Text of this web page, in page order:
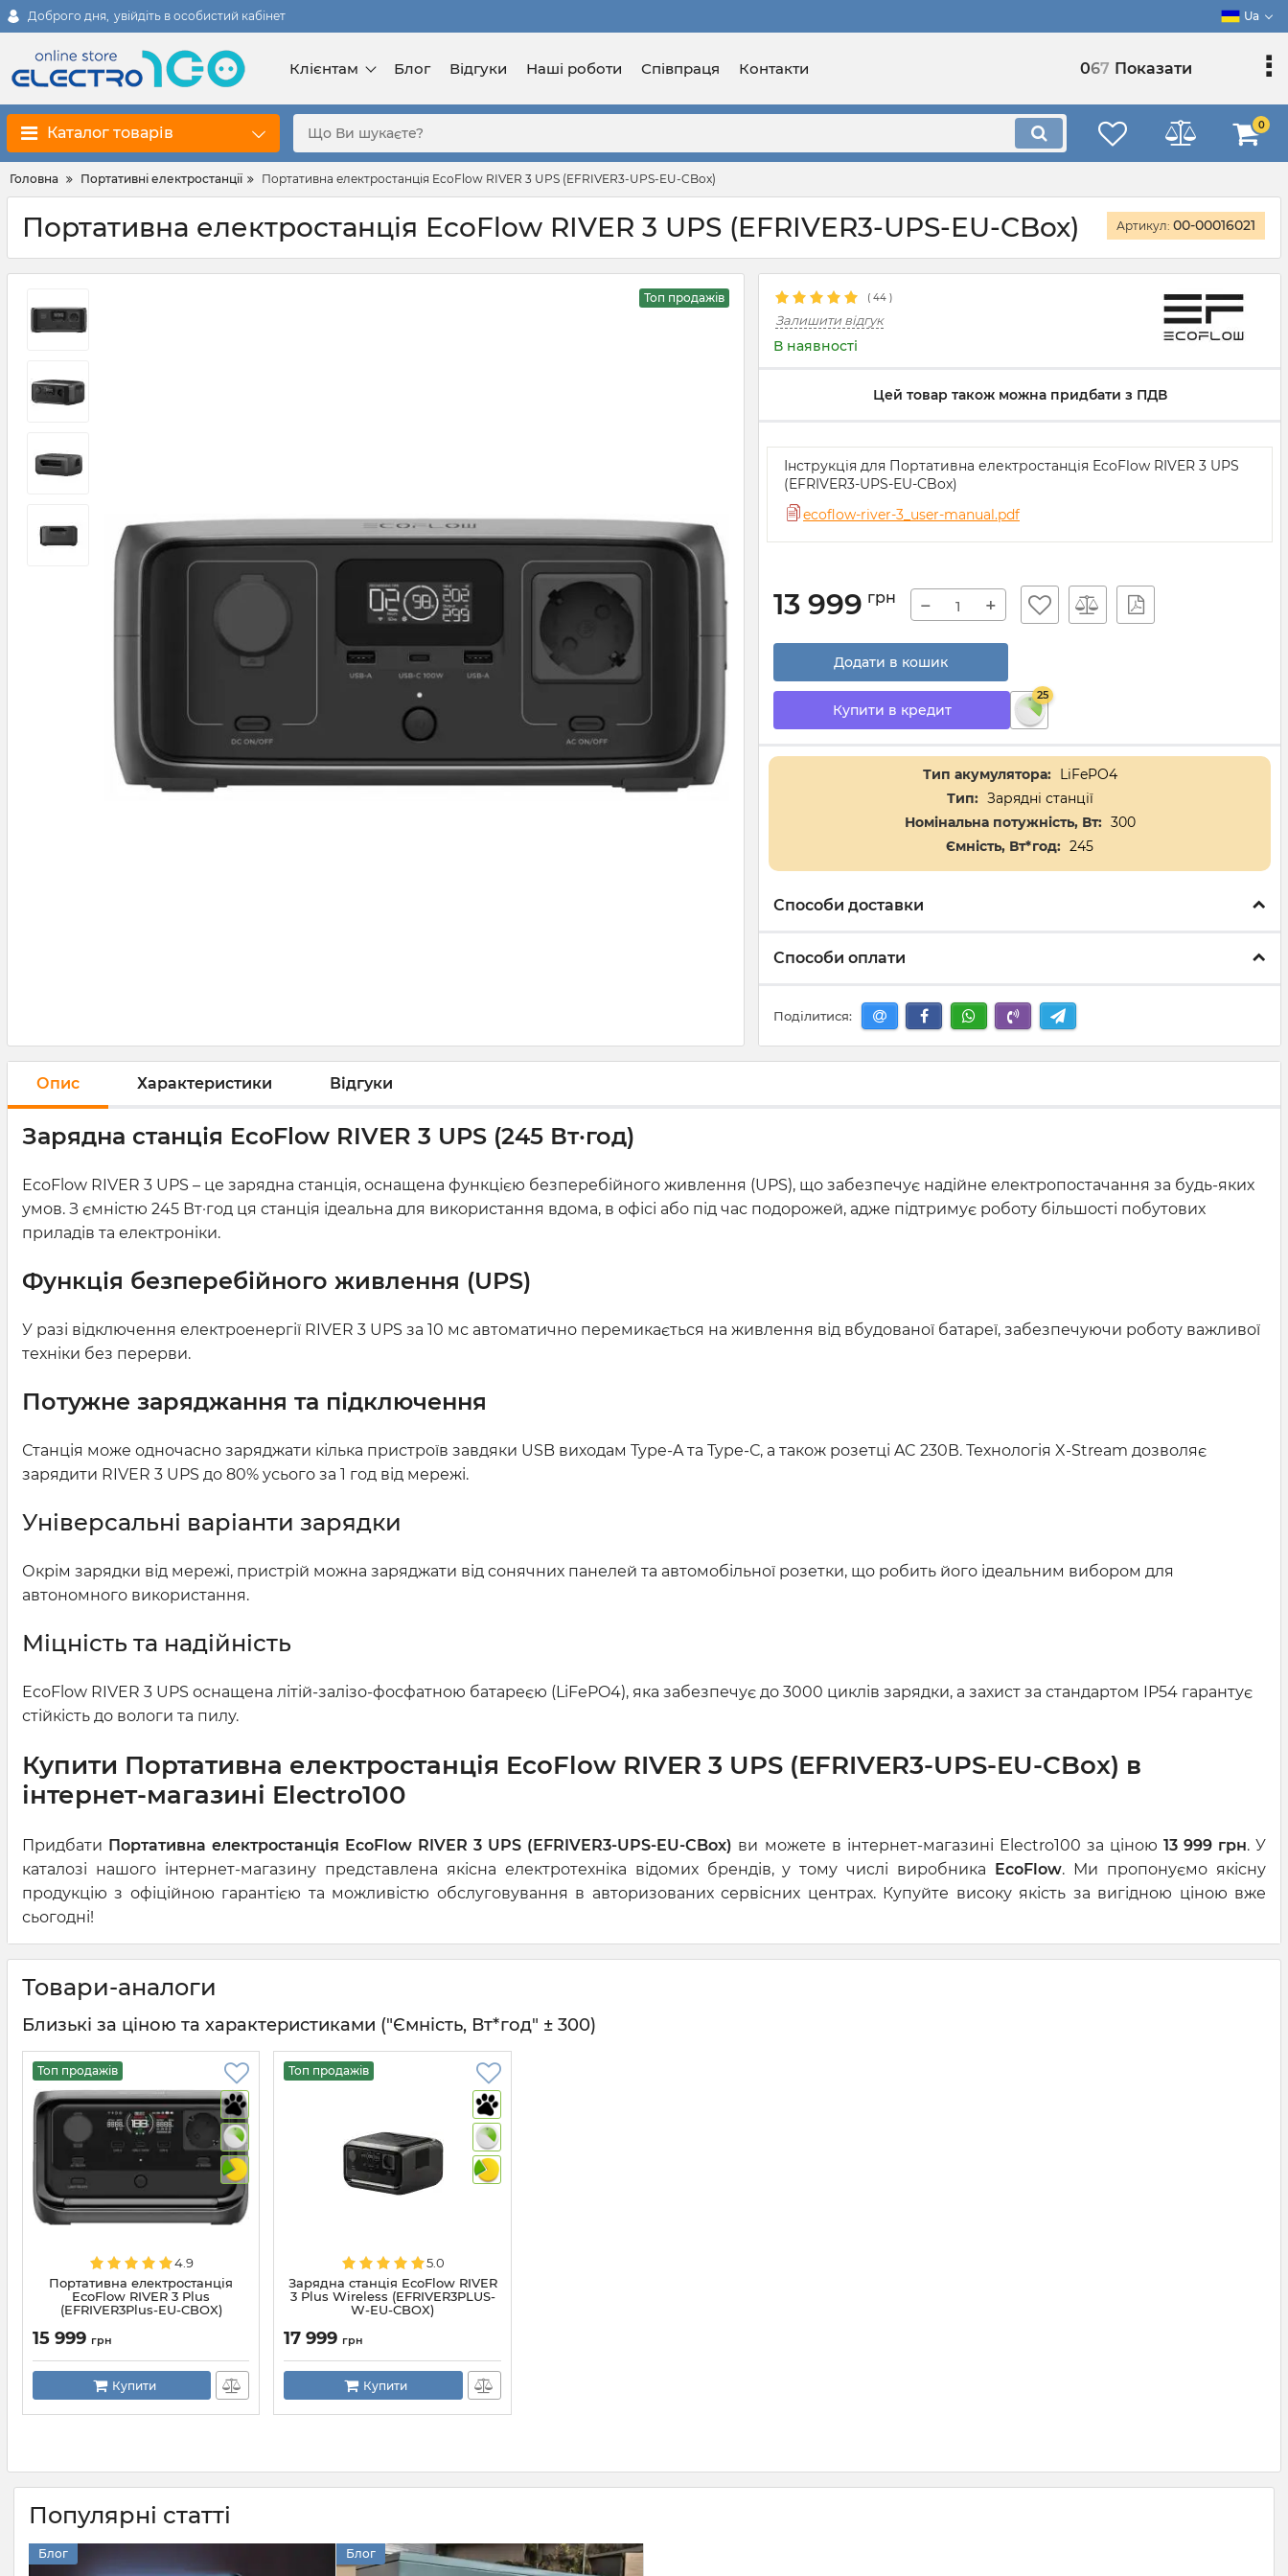
Доброго дня, увійдіть в особистий кабінет Ua
Клієнтам Блог Відгуки Наші роботи Співпраця Контакти 067 Показати
Каталог товарів 0
Головна Портативні електростанції Портативна електростанція EcoFlow RIVER 3 UPS (EFRIVER3-UPS-EU-CBox)
Портативна електростанція EcoFlow RIVER 3 UPS (EFRIVER3-UPS-EU-CBox) Артикул: 00-00016021
Топ продажів ( 44 )
Залишити відгук
В наявності
Цей товар також можна придбати з ПДВ
Інструкція для Портативна електростанція EcoFlow RIVER 3 UPS
(EFRIVER3-UPS-EU-CBox)
ecoflow-river-3_user-manual.pdf
13 999 грн − +
Додати в кошик
Купити в кредит
25
Тип акумулятора: LiFePO4
Тип: Зарядні станції
Номінальна потужність, Вт: 300
Ємність, Вт*год: 245
Способи доставки
Способи оплати
Поділитися:
Опис Характеристики Відгуки
Зарядна станція EcoFlow RIVER 3 UPS (245 Вт·год)
EcoFlow RIVER 3 UPS – це зарядна станція, оснащена функцією безперебійного живлення (UPS), що забезпечує надійне електропостачання за будь-яких
умов. З ємністю 245 Вт·год ця станція ідеальна для використання вдома, в офісі або під час подорожей, адже підтримує роботу більшості побутових
приладів та електроніки.
Функція безперебійного живлення (UPS)
У разі відключення електроенергії RIVER 3 UPS за 10 мс автоматично перемикається на живлення від вбудованої батареї, забезпечуючи роботу важливої
техніки без перерви.
Потужне заряджання та підключення
Станція може одночасно заряджати кілька пристроїв завдяки USB виходам Type-A та Type-С, а також розетці AC 230В. Технологія X-Stream дозволяє
зарядити RIVER 3 UPS до 80% усього за 1 год від мережі.
Універсальні варіанти зарядки
Окрім зарядки від мережі, пристрій можна заряджати від сонячних панелей та автомобільної розетки, що робить його ідеальним вибором для
автономного використання.
Міцність та надійність
EcoFlow RIVER 3 UPS оснащена літій-залізо-фосфатною батареєю (LiFePO4), яка забезпечує до 3000 циклів зарядки, а захист за стандартом IP54 гарантує
стійкість до вологи та пилу.
Купити Портативна електростанція EcoFlow RIVER 3 UPS (EFRIVER3-UPS-EU-CBox) в
інтернет-магазині Electro100
Придбати Портативна електростанція EcoFlow RIVER 3 UPS (EFRIVER3-UPS-EU-CBox) ви можете в інтернет-магазині Electro100 за ціною 13 999 грн. У
каталозі нашого інтернет-магазину представлена якісна електротехніка відомих брендів, у тому числі виробника
EcoFlow. Ми пропонуємо якісну
продукцію з офіційною гарантією та можливістю обслуговування в авторизованих сервісних центрах. Купуйте високу якість за вигідною ціною вже
сьогодні!
Товари-аналоги
Близькі за ціною та характеристиками ("Ємність, Вт*год" ± 300)
Топ продажів
4.9
Портативна електростанція
EcoFlow RIVER 3 Plus
(EFRIVER3Plus-EU-CBOX)
15 999 грн
Купити
Топ продажів
5.0
Зарядна станція EcoFlow RIVER
3 Plus Wireless (EFRIVER3PLUS-
W-EU-CBOX)
17 999 грн
Купити
Популярні статті
Блог Блог